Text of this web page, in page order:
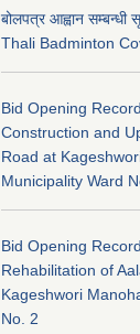
बोलपत्र आह्वान
Thali Badminton
Bid Opening
Construction and
Road at
Municipality Ward
Bid Opening
Rehabilitation of
Kageshwori
No. 2